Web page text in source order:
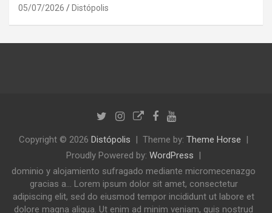
05/07/2026 Distópolis
Copyright © 2026 Distópolis Theme by: Theme Horse
Proudly Powered by: WordPress
dominio y alojamiento sufragado mediante micromecenazgo
gracias a... Lorem ipsum dolor sit amet, consectetur
adipiscing elit, sed do eiusmod tempor incididunt ut labore et
dolore magna aliqua. Ut enim ad minim veniam, quis nostrud